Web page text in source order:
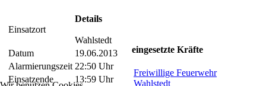
Einsatzort
Details
Wahlstedt
Datum
19.06.2013
Alarmierungszeit 22:50 Uhr
Einsatzende
13:59 Uhr
eingesetzte Kräfte
Freiwillige Feuerwehr
Wahlstedt